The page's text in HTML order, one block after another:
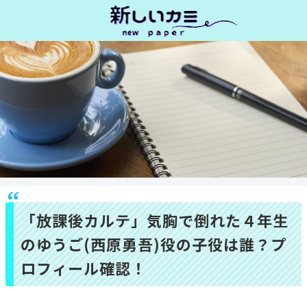
「放課後カルテ」気胸で倒れた４年生
のゆうご(西原勇吾)役の子役は誰？プ
ロフィール確認！